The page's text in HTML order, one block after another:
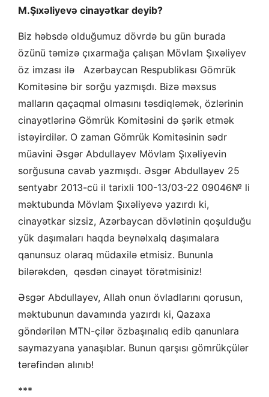
M.Şıxəliyevə cinayətkar deyib?
Biz həbsdə olduğumuz dövrdə bu gün burada
özünü təmizə çıxarmağa çalışan Mövlam Şıxəliyev
öz imzası ilə Azərbaycan Respublikası Gömrük
Komitəsinə bir sorğu yazmışdı. Bizə məxsus
malların qaçaqmal olmasını təsdiqləmək, özlərinin
cinayətlərinə Gömrük Komitəsini də şərik etmək
istəyirdilər. O zaman Gömrük Komitəsinin sədr
müavini Əsgər Abdullayev Mövlam Şıxəliyevin
sorğusuna cavab yazmışdı. Əsgər Abdullayev 25
sentyabr 2013-cü il tarixli 100-13/03-22 09046№ li
məktubunda Mövlam Şıxəliyevə yazırdı ki,
cinayətkar sizsiz, Azərbaycan dövlətinin qoşulduğu
yük daşımaları haqda beynəlxalq daşımalara
qanunsuz olaraq müdaxilə etmisiz. Bununla
bilərəkdən, qəsdən cinayət törətmisiniz!
Əsgər Abdullayev, Allah onun övladlarını qorusun,
məktubunun davamında yazırdı ki, Qazaxa
göndərilən MTN-çilər özbaşınalıq edib qanunlara
saymazyana yanaşıblar. Bunun qarşısı gömrükçülər
tərəfindən alınıb!
***